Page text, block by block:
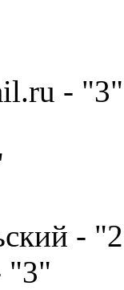
- "3"
-
"3"